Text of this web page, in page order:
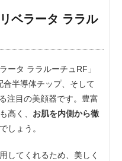
ベラータ ララル
ータ ララルーチュRF」
半導体チップ、そして
注目の美顔器です。豊富
高く、 お肌を内側から徹
でしょう。
してくれるため、美しく